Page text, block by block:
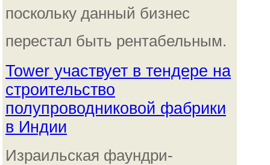
поскольку данный бизнес
перестал быть рентабельным.
Tower участвует в тендере на
строительство
полупроводниковой фабрики
в Индии
Израильская фаундри-